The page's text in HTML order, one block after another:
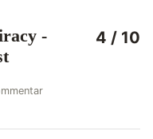
-
4 / 10